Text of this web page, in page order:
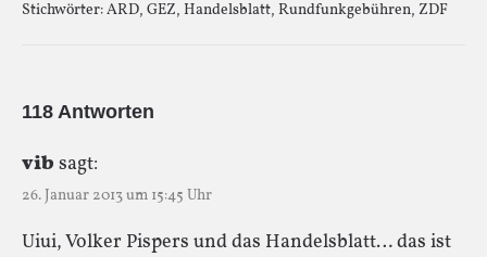
Stichwörter:ARD, GEZ, Handelsblatt, Rundfunkgebühren, ZDF
118 Antworten
vib sagt:
26. Januar 2013 um 15:45 Uhr
Uiui, Volker Pispers und das Handelsblatt… das ist